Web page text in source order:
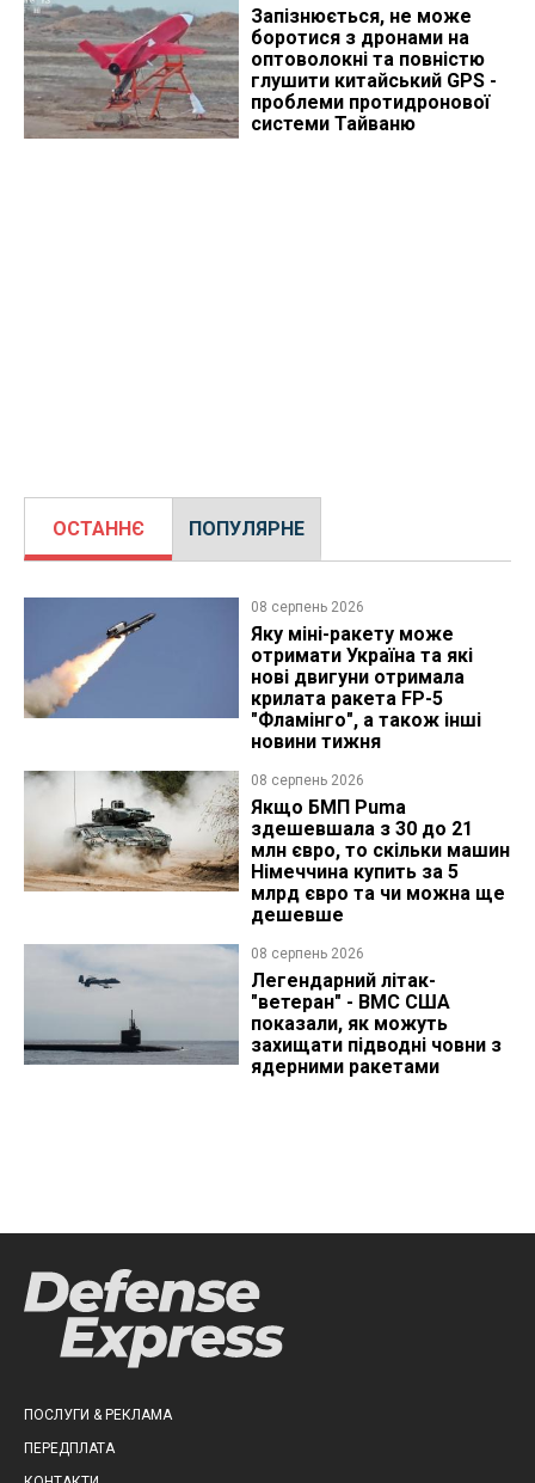
Запізнюється, не може
боротися з дронами на
оптоволокні та повністю
глушити китайський GPS -
проблеми протидронової
системи Тайваню
ОСТАННЄ ПОПУЛЯРНЕ
08 серпень 2026
Яку міні-ракету може
отримати Україна та які
нові двигуни отримала
крилата ракета FP-5
"Фламінго", а також інші
новини тижня
08 серпень 2026
Якщо БМП Puma
здешевшала з 30 до 21
млн євро, то скільки машин
Німеччина купить за 5
млрд євро та чи можна ще
дешевше
08 серпень 2026
Легендарний літак-
"ветеран" - ВМС США
показали, як можуть
захищати підводні човни з
ядерними ракетами
ПОСЛУГИ & РЕКЛАМА
ПЕРЕДПЛАТА